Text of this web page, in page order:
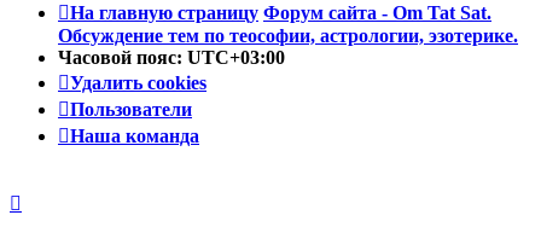
На главную страницу Форум сайта - Om Tat Sat.
Обсуждение тем по теософии, астрологии, эзотерике.
Часовой пояс: UTC+03:00
Удалить cookies
Пользователи
Наша команда